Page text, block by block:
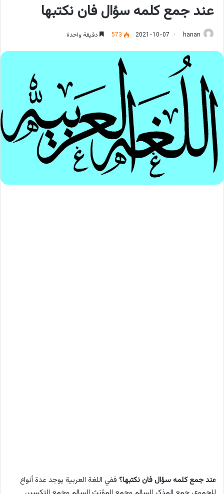
عند جمع كلمه سؤال فان نكتبها
hanan
2021-10-07
573 دقيقة واحدة
عند جمع كلمه سؤال فان نكتبها؟ ففي اللغة العربية يوجد عدة أنواع